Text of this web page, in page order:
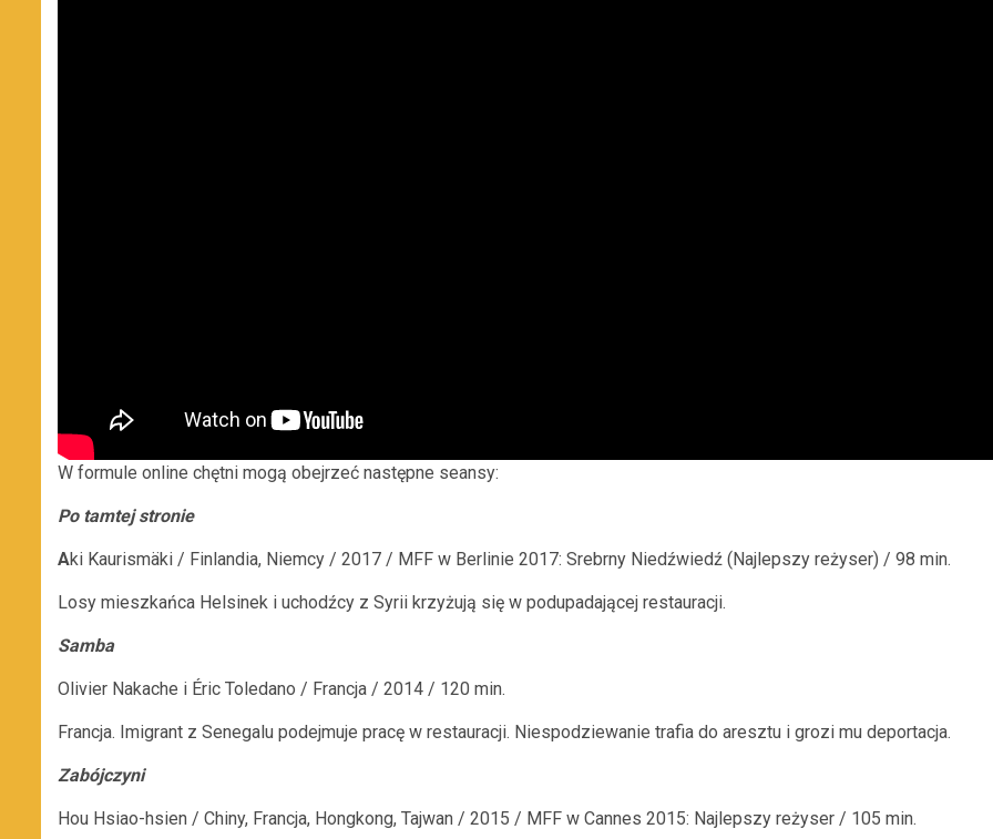
W formule online chętni mogą obejrzeć następne seansy:
Po tamtej stronie
Aki Kaurismäki / Finlandia, Niemcy / 2017 / MFF w Berlinie 2017: Srebrny Niedźwiedź (Najlepszy reżyser) / 98 min.
Losy mieszkańca Helsinek i uchodźcy z Syrii krzyżują się w podupadającej restauracji.
Samba
Olivier Nakache i Éric Toledano / Francja / 2014 / 120 min.
Francja. Imigrant z Senegalu podejmuje pracę w restauracji. Niespodziewanie trafia do aresztu i grozi mu deportacja.
Zabójczyni
Hou Hsiao-hsien / Chiny, Francja, Hongkong, Tajwan / 2015 / MFF w Cannes 2015: Najlepszy reżyser / 105 min.